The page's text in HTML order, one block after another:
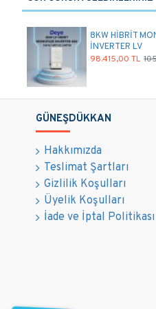
8KW HİBRİT
İNVERTER LV
98.415,00 TL
GÜNEŞDÜKKAN
Hakkımızda
Teslimat Şartları
Gizlilik Koşulları
Üyelik Koşulları
İade ve İptal Politikası